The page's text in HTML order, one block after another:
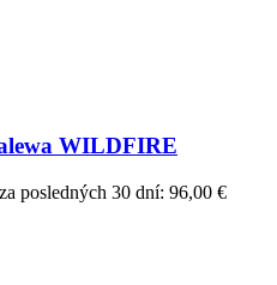
WILDFIRE
posledných 30 dní: 96,00 €